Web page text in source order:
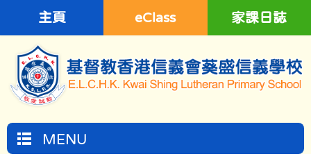
主頁 eClass 家課日誌
MENU